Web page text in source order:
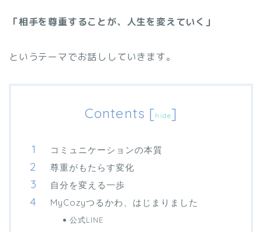
「相手を尊重することが、人生を変えていく」
というテーマでお話ししていきます。
Contents [ hide]
コミュニケーションの本質
尊重がもたらす変化
自分を変える一歩
MyCozyつるかわ、はじまりました
公式LINE